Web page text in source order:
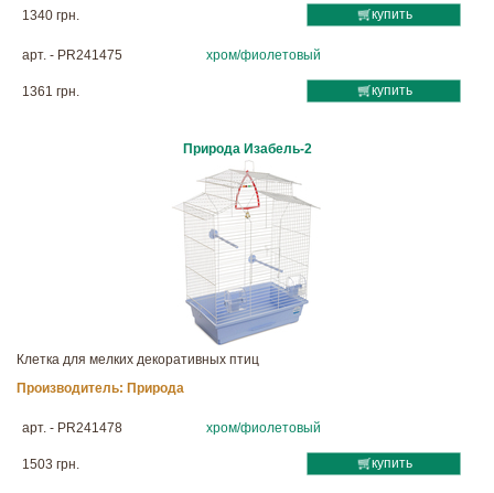
1340 грн. купить
арт. - PR241475 хром/фиолетовый
1361 грн. купить
Природа Изабель-2
Клетка для мелких декоративных птиц
Производитель: Природа
арт. - PR241478 хром/фиолетовый
1503 грн. купить